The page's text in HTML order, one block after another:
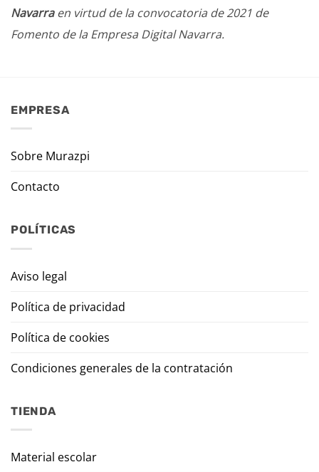
Navarraen virtud de la convocatoria de 2021 de
Fomento de la Empresa Digital Navarra.
EMPRESA
Sobre Murazpi
Contacto
POLÍTICAS
Aviso legal
Política de privacidad
Política de cookies
Condiciones generales de la contratación
TIENDA
Material escolar